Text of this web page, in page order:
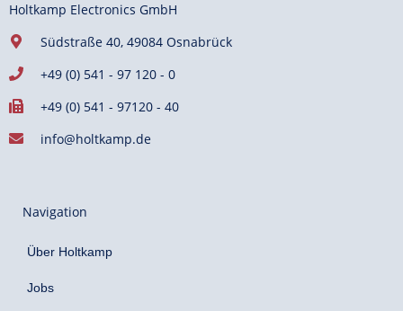
Holtkamp Electronics GmbH
Südstraße 40, 49084 Osnabrück
+49 (0) 541 - 97 120 - 0
+49 (0) 541 - 97120 - 40
info@holtkamp.de
Navigation
Über Holtkamp
Jobs